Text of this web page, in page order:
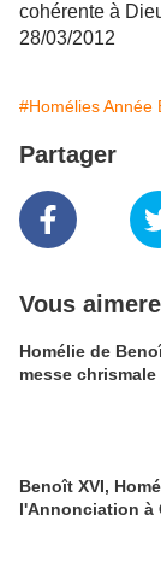
cohérente à
28/03/2012
#Homélies Année
Partager
Vous
Homélie de
messe chrismale
Benoît XVI,
l'Annonciation à